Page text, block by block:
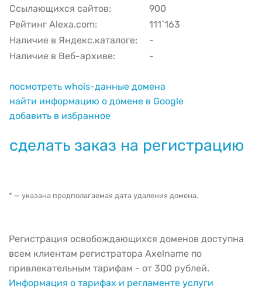
Ссылающихся сайтов:
900
Рейтинг Alexa.com:
111`163
Наличие в Яндекс.каталоге:
-
Наличие в Веб-архиве:
-
посмотреть whois-данные домена
найти информацию о домене в Google
добавить в избранное
сделать заказ на регистрацию
* — указана предполагаемая дата удаления домена.
Регистрация освобождающихся доменов доступна
всем клиентам регистратора Axelname по
привлекательным тарифам - от 300 рублей.
Информация о тарифах и регламенте услуги